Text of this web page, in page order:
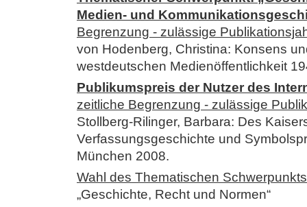
Medien- und
Begrenzung - zulässige
von Hodenberg, Christina: Konsens
westdeutschen Medienöffentlichkeit
Publikumspreis der Nutzer des
zeitliche Begrenzung - zulässige
Stollberg-Rilinger, Barbara: Des
Verfassungsgeschichte und
München 2008.
Wahl des Thematischen
„Geschichte, Recht und Normen“